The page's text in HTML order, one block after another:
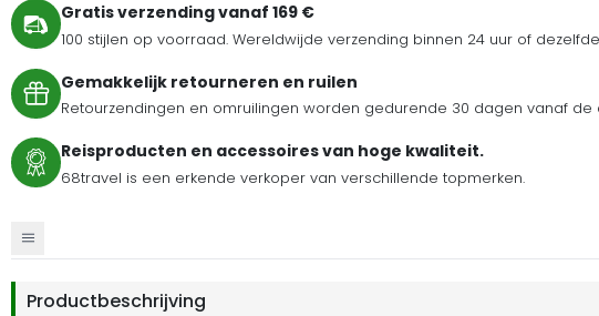
Gratis verzending vanaf 169 €
100 stijlen op voorraad. Wereldwijde verzending binnen 24 uur of
Gemakkelijk retourneren en ruilen
Retourzendingen en omruilingen worden gedurende 30 dagen vanaf
Reisproducten en accessoires van hoge kwaliteit.
68travel is een erkende verkoper van verschillende topmerken.
Productbeschrijving